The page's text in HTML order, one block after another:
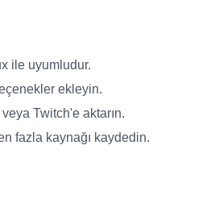
ile uyumludur.
ekleyin.
Twitch'e aktarın.
fazla kaynağı kaydedin.